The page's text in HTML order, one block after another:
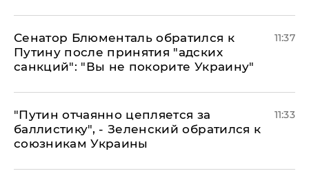
Сенатор Блюменталь обратился к
Путину после принятия "адских
санкций": "Вы не покорите Украину"
11:37
"Путин отчаянно цепляется за
баллистику", - Зеленский обратился к
союзникам Украины
11:33